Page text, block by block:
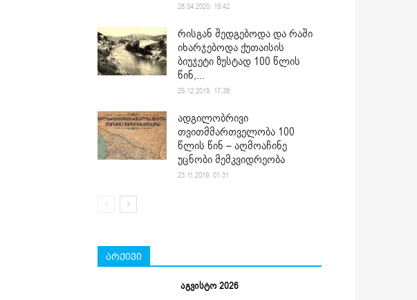
28.04.2020. 15:42
რისგან შედგებოდა და რაში
იხარჯებოდა ქუთაისის
ბიუჯეტი ზუსტად 100 წლის
წინ,...
25.12.2019. 17:39
ადგილობრივი
თვითმმართველობა 100
წლის წინ – აღმოაჩინე
უცნობი მემკვიდრეობა
23.11.2019. 01:31
არქივი
აგვისტო 2026